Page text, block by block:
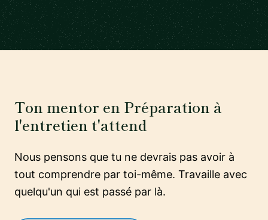
Ton mentor en Préparation à
l'entretien t'attend
Nous pensons que tu ne devrais pas avoir à
tout comprendre par toi-même. Travaille avec
quelqu'un qui est passé par là.